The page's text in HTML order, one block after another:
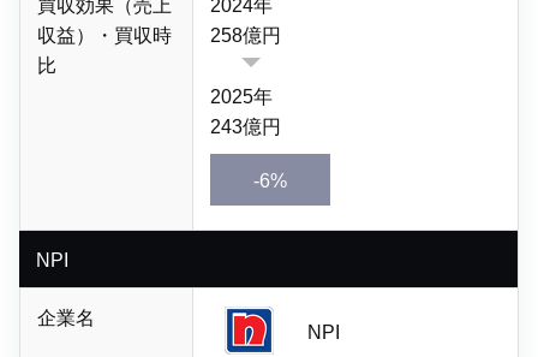
買収効果（売上
収益）・買収時
比
2024年
258億円
2025年
243億円
-6%
NPI
企業名
NPI